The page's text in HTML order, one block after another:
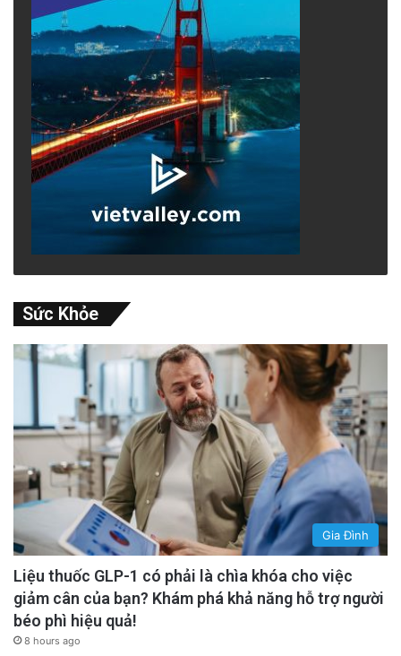
Sức Khỏe
Gia Đình
Liệu thuốc GLP-1 có phải là chìa khóa cho việc
giảm cân của bạn? Khám phá khả năng hỗ trợ người
béo phì hiệu quả!
8 hours ago